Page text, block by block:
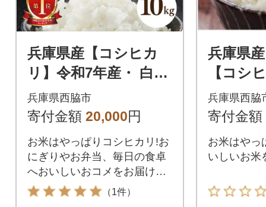
兵庫県産【コシヒカ
リ】令和7年産・ 白
米 10kg (10kg×1袋)
兵庫県西脇市
寄付金額 20,000円
お米はやっぱりコシヒカリ!お
にぎりやお弁当、毎日の食卓
へおいしいおコメをお届けし
ます。
（1件）
兵庫県
【コシ
kg】
兵庫県西脇
寄付金額
お米はやっ
いしいお米